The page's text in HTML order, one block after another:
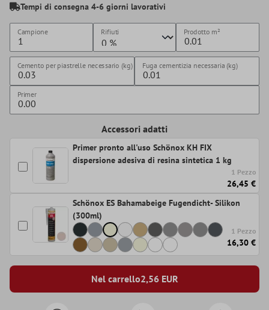
Tempi di consegna 4-6 giorni lavorativi
Campione Rifiuti Prodotto m²
Cemento per piastrelle necessario (kg) Fuga cementizia necessaria (kg)
Primer
Accessori adatti
Primer pronto all'uso Schönox KH FIX
dispersione adesiva di resina sintetica 1 kg
1 Pezzo
26,45 €
Schönox ES Bahamabeige Fugendicht- Silikon
(300ml)
1 Pezzo
16,30 €
Nel carrello2,56EUR